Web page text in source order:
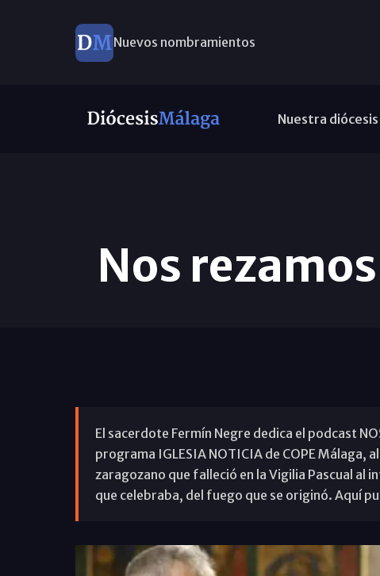
Nuevos nombramientos
Nuestra diócesis
Nos
El sacerdote Fermín Negre dedica el podcast
programa IGLESIA NOTICIA de COPE Málaga,
zaragozano que falleció en la Vigilia Pascual al
que celebraba, del fuego que se originó. Aquí